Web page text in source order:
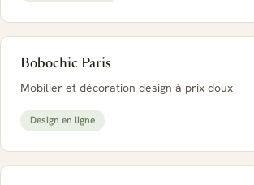
Bobochic Paris
Mobilier et décoration design à prix doux
Design en ligne